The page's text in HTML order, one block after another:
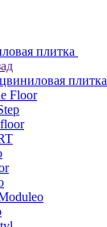
плитка
плитка
Floor